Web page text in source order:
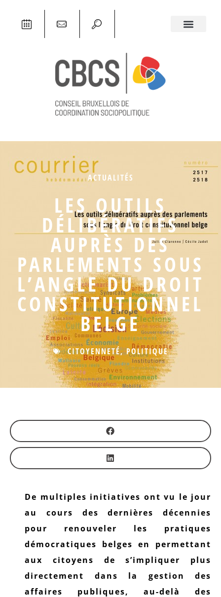
ACTUALITÉS
LES OUTILS
DÉLIBÉRATIFS
AUPRÈS DES
PARLEMENTS SOUS
L’ANGLE DU DROIT
CONSTITUTIONNEL
BELGE
CITOYENNETÉ,POLITIQUE
De multiples initiatives ont vu le jour
au cours des dernières décennies
pour renouveler les pratiques
démocratiques belges en permettant
aux citoyens de s’impliquer plus
directement dans la gestion des
affaires publiques, au-delà des